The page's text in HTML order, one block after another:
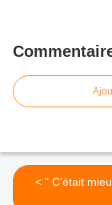
< " C'était